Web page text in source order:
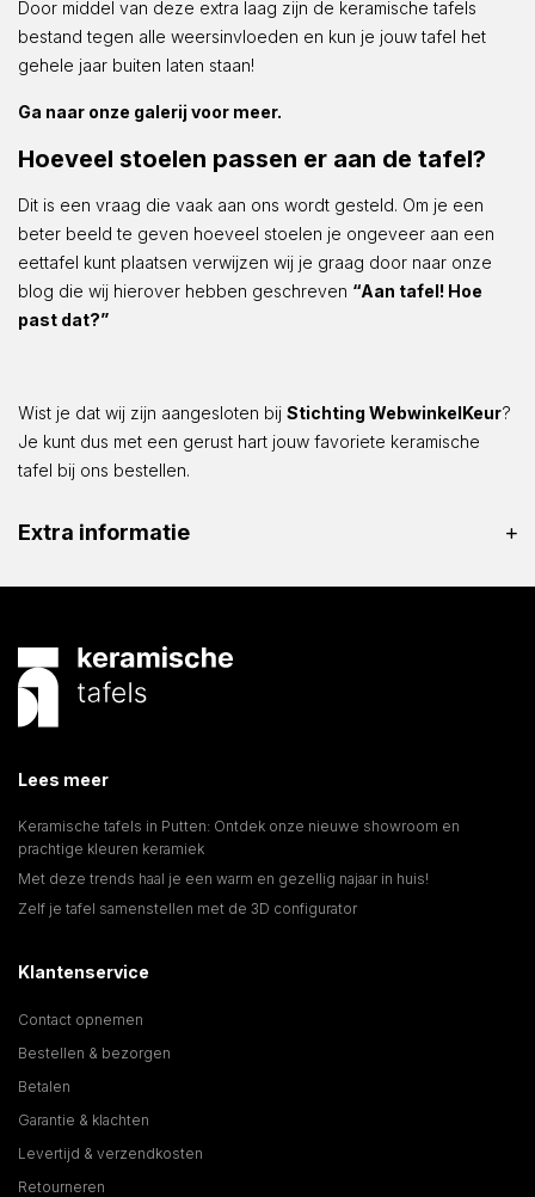
Door middel van deze extra laag zijn de keramische tafels
bestand tegen alle weersinvloeden en kun je jouw tafel het
gehele jaar buiten laten staan!
Ga naar onze galerij voor meer.
Hoeveel stoelen passen er aan de tafel?
Dit is een vraag die vaak aan ons wordt gesteld. Om je een
beter beeld te geven hoeveel stoelen je ongeveer aan een
eettafel kunt plaatsen verwijzen wij je graag door naar onze
blog die wij hierover hebben geschreven “Aan tafel! Hoe
past dat?”
Wist je dat wij zijn aangesloten bij Stichting WebwinkelKeur?
Je kunt dus met een gerust hart jouw favoriete keramische
tafel bij ons bestellen.
Extra informatie
Lees meer
Keramische tafels in Putten: Ontdek onze nieuwe showroom en
prachtige kleuren keramiek
Met deze trends haal je een warm en gezellig najaar in huis!
Zelf je tafel samenstellen met de 3D configurator
Klantenservice
Contact opnemen
Bestellen & bezorgen
Betalen
Garantie & klachten
Levertijd & verzendkosten
Retourneren